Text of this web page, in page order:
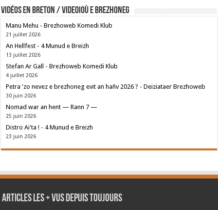
Vidéos en breton / Videoioù e brezhoneg
Manu Mehu - Brezhoweb Komedi Klub
21 juillet 2026
An Hellfest - 4 Munud e Breizh
13 juillet 2026
Stefan Ar Gall - Brezhoweb Komedi Klub
4 juillet 2026
Petra 'zo nevez e brezhoneg evit an hañv 2026 ? - Deiziataer Brezhoweb
30 juin 2026
Nomad war an hent — Rann 7 —
25 juin 2026
Distro Ai'ta ! - 4 Munud e Breizh
23 juin 2026
Articles les + vus depuis toujours